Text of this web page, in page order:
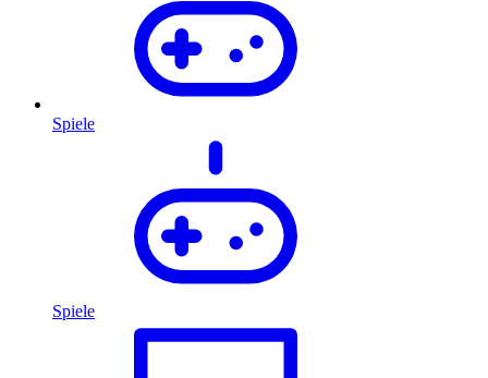
Spiele
Spiele